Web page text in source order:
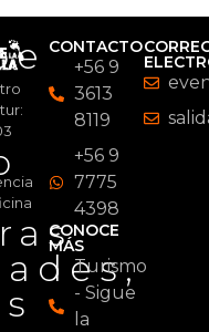
CONTACTO
+56 9
3613
8119
+56 9
7775
4398
CONOCE
MÁS
Turismo
- Sigue
la